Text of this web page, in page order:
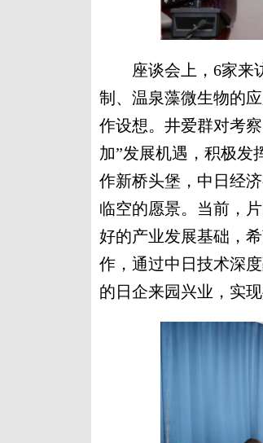
座谈会上，6家来访
制、温泉藻微生物的
作设想。井爱群对考
加”发展机遇，积极发
作新桥头堡，中日经
临空的愿景。当前，
好的产业发展基础，
作，通过中日技术深
的日企来园兴业，实现